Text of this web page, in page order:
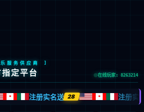
新闻资讯